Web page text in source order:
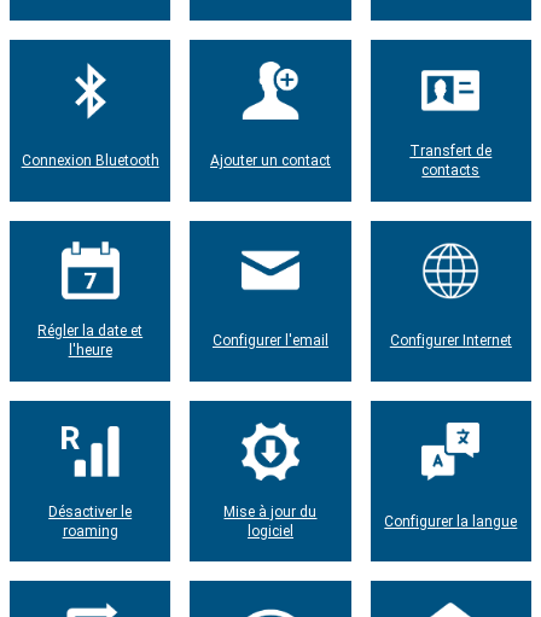
Connexion Bluetooth Ajouter un contact
Transfert de
contacts
Régler la date et
l'heure
Configurer l'email Configurer Internet
Désactiver le
roaming
Mise à jour du
logiciel
Configurer la langue